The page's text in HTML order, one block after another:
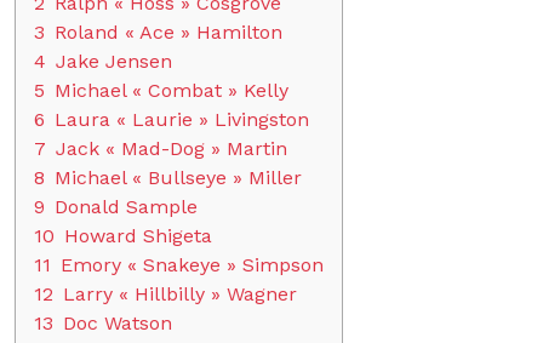
3 Roland « Ace » Hamilton
4 Jake Jensen
5 Michael « Combat » Kelly
6 Laura « Laurie » Livingston
7 Jack « Mad-Dog » Martin
8 Michael « Bullseye » Miller
9 Donald Sample
10 Howard Shigeta
11 Emory « Snakeye » Simpson
12 Larry « Hillbilly » Wagner
13 Doc Watson